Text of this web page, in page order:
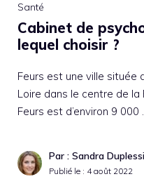
Santé
Cabinet de
lequel choisir ?
Feurs est une ville
Loire dans le centre de la
Feurs est d’environ 9 000
Par : Sandra
Publié le : 4 août 2022